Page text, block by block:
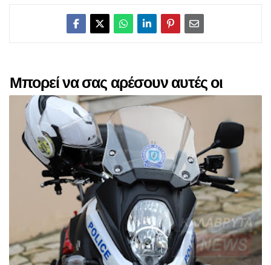
Μπορεί να σας αρέσουν αυτές οι
αναρτήσεις